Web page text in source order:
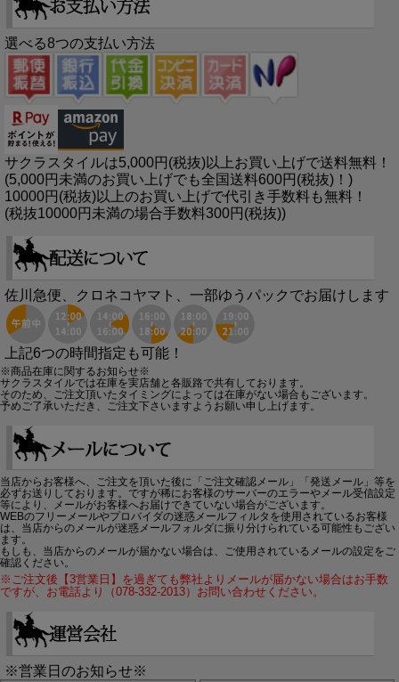
選べる8つの支払い方法
サクラスタイルは5,000円(税抜)以上お買い上げで送料無料！
(5,000円未満のお買い上げでも全国送料600円(税抜)！)
10000円(税抜)以上のお買い上げで代引き手数料も無料！
(税抜10000円未満の場合手数料300円(税抜))
佐川急便、クロネコヤマト、一部ゆうパックでお届けします
上記6つの時間指定も可能！
※商品在庫に関するお知らせ※
サクラスタイルでは在庫を実店舗と各販路で共有しております。
そのため、ご注文頂いたタイミングによっては在庫がない場合もございます。
予めご了承いただき、ご注文下さいますようお願い申し上げます。
当店からお客様へ、ご注文を頂いた後に「ご注文確認メール」「発送メール」等を
必ずお送りしております。ですが稀にお客様のサーバーのエラーやメール受信設定
等により、メールがお客様へお届けできていない場合がございます。
WEBのフリーメールやプロバイダの迷惑メールフィルタを使用されているお客様
は、当店からのメールが迷惑メールフォルダに振り分けられている可能性もござい
ます。
もしも、当店からのメールが届かない場合は、ご使用されているメールの設定をご
確認ください。
※ご注文後【3営業日】を過ぎても弊社よりメールが届かない場合はお手数
ですが、お電話より（078-332-2013）お問い合わせください。
※営業日のお知らせ※